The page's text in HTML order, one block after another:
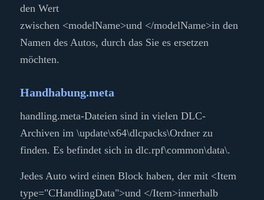
den Wert
zwischen <modelName>und </modelName>in den
Namen des Autos, durch das Sie es ersetzen
möchten.
Handhabung.meta
handling.meta-Dateien sind in vielen DLC-
Archiven im \update\x64\dlcpacks\Ordner zu
finden. Es befindet sich in dlc.rpf\common\data\.
Jedes Auto wird einen Block haben, der mit <Item
type="CHandlingData">und </Item>innerhalb